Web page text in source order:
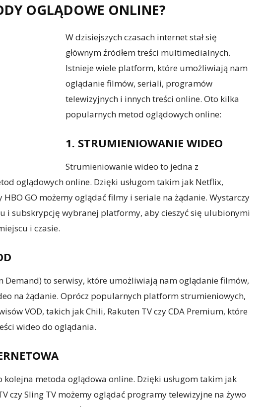
OGLĄDOWE ONLINE?
W dzisiejszych czasach internet stał się
głównym źródłem treści multimedialnych.
Istnieje wiele platform, które umożliwiają nam
oglądanie filmów, seriali, programów
telewizyjnych i innych treści online. Oto kilka
popularnych metod oglądowych online:
1. STRUMIENIOWANIE WIDEO
Strumieniowanie wideo to jedna z
oglądowych online. Dzięki usługom takim jak Netflix,
HBO GO możemy oglądać filmy i seriale na żądanie. Wystarczy
i subskrypcję wybranej platformy, aby cieszyć się ulubionymi
i czasie.
Demand) to serwisy, które umożliwiają nam oglądanie filmów,
na żądanie. Oprócz popularnych platform strumieniowych,
VOD, takich jak Chili, Rakuten TV czy CDA Premium, które
wideo do oglądania.
kolejna metoda oglądowa online. Dzięki usługom takim jak
czy Sling TV możemy oglądać programy telewizyjne na żywo